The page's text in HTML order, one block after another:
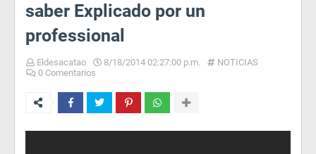
saber Explicado por un
professional
Eldesacatao 8/18/2014 02:27:00 p.m.
NOTICIAS
0 Comentarios